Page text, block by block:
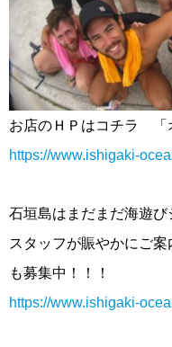
お店のＨＰはコチラ 「
https://www.ishigaki-
石垣島はまだまだ海遊
スタッフが賑やかにご
も募集中！！！
https://www.ishigaki-